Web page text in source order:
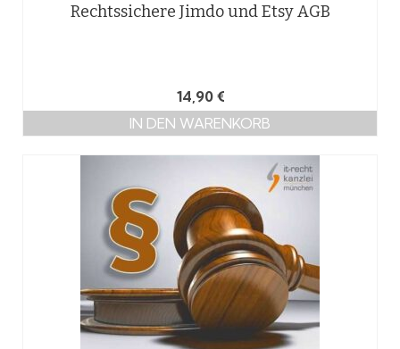
Rechtssichere Jimdo und Etsy AGB
14,90 €
IN DEN WARENKORB